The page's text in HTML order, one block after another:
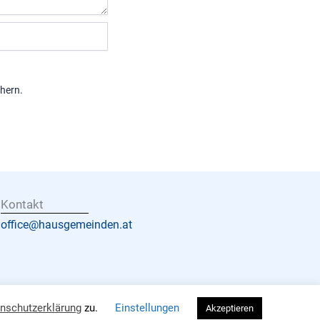
Kontakt
office@hausgemeinden.at
zu. Einstellungen Akzeptieren